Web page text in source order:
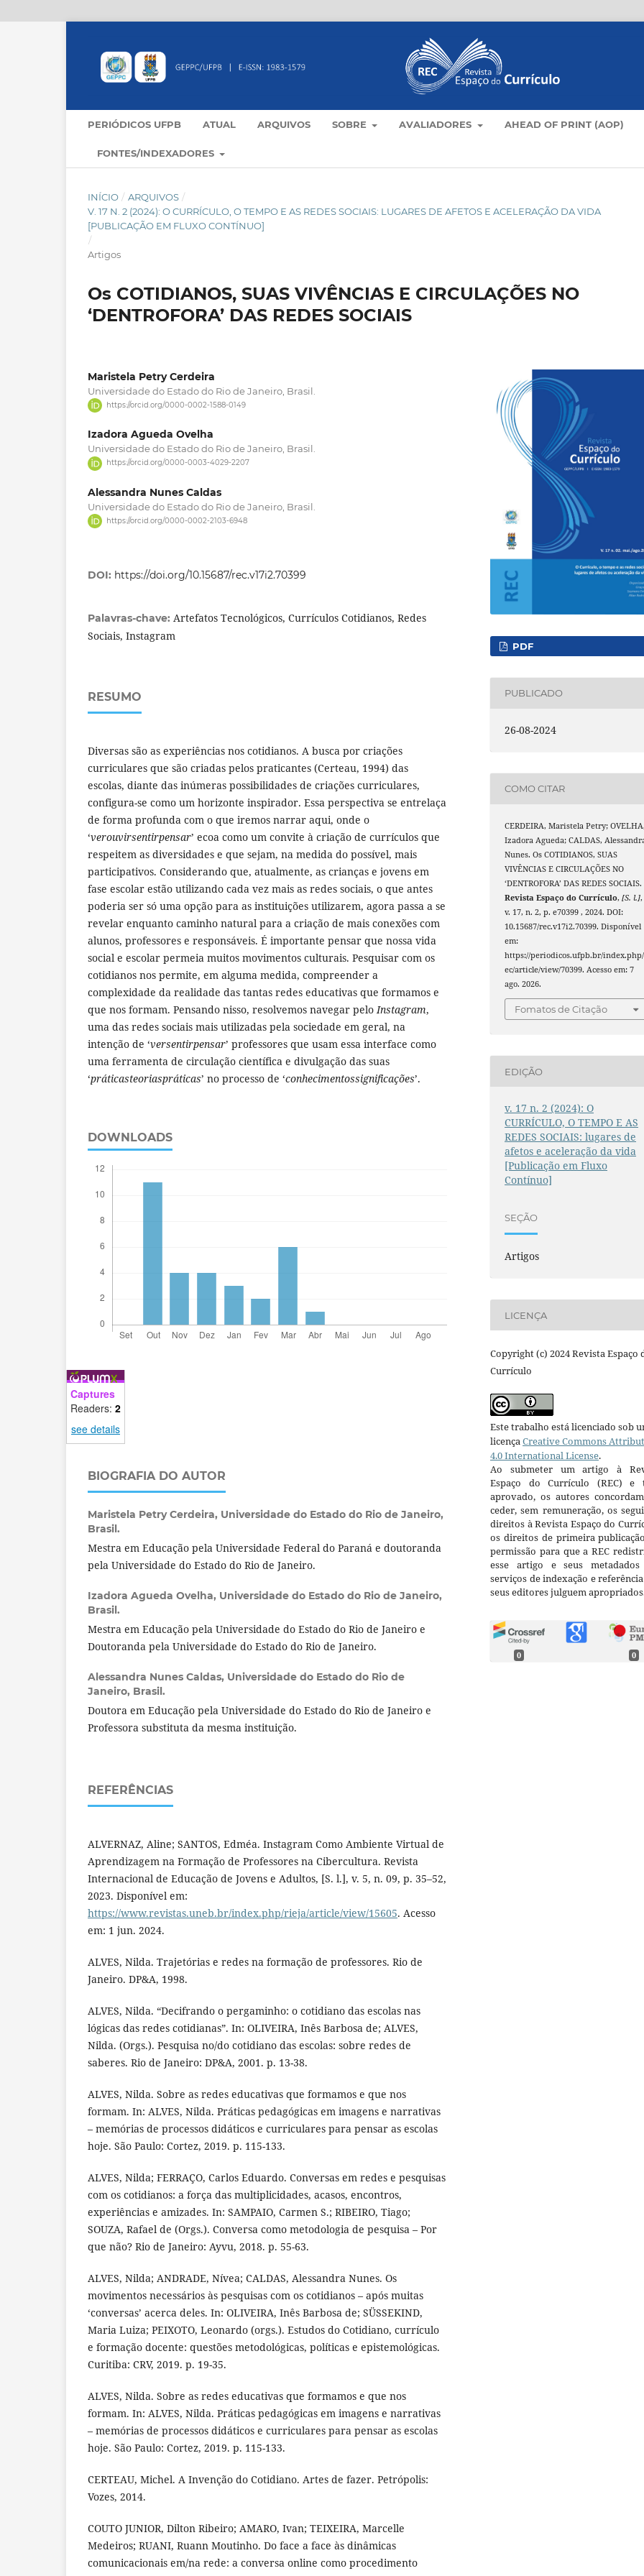
PERIÓDICOS UFPB ATUAL ARQUIVOS SOBRE AVALIADORES AHEAD OF PRINT (AOP)
FONTES/INDEXADORES
INÍCIO / ARQUIVOS /
V. 17 N. 2 (2024): O CURRÍCULO, O TEMPO E AS REDES SOCIAIS: LUGARES DE AFETOS E ACELERAÇÃO DA VIDA
[PUBLICAÇÃO EM FLUXO CONTÍNUO]
/
Artigos
Os COTIDIANOS, SUAS VIVÊNCIAS E CIRCULAÇÕES NO
‘DENTROFORA’ DAS REDES SOCIAIS
Maristela Petry Cerdeira
Universidade do Estado do Rio de Janeiro, Brasil.
https://orcid.org/0000-0002-1588-0149
Izadora Agueda Ovelha
Universidade do Estado do Rio de Janeiro, Brasil.
https://orcid.org/0000-0003-4029-2207
Alessandra Nunes Caldas
Universidade do Estado do Rio de Janeiro, Brasil.
https://orcid.org/0000-0002-2103-6948
DOI: https://doi.org/10.15687/rec.v17i2.70399
Palavras-chave: Artefatos Tecnológicos, Currículos Cotidianos, Redes
Sociais, Instagram
RESUMO
Diversas são as experiências nos cotidianos. A busca por criações
curriculares que são criadas pelos praticantes (Certeau, 1994) das
escolas, diante das inúmeras possibilidades de criações curriculares,
configura-se como um horizonte inspirador. Essa perspectiva se entrelaça
de forma profunda com o que iremos narrar aqui, onde o
‘verouvirsentirpensar’ ecoa como um convite à criação de currículos que
respeitem as diversidades e que sejam, na medida do possível, mais
participativos. Considerando que, atualmente, as crianças e jovens em
fase escolar estão utilizando cada vez mais as redes sociais, o que antes
poderia ser só uma opção para as instituições utilizarem, agora passa a se
revelar enquanto caminho natural para a criação de mais conexões com
alunos, professores e responsáveis. É importante pensar que nossa vida
social e escolar permeia muitos movimentos culturais. Pesquisar com os
cotidianos nos permite, em alguma medida, compreender a
complexidade da realidade das tantas redes educativas que formamos e
que nos formam. Pensando nisso, resolvemos navegar peloInstagram,
uma das redes sociais mais utilizadas pela sociedade em geral, na
intenção de ‘versentirpensar’ professores que usam essa interface como
uma ferramenta de circulação científica e divulgação das suas
‘práticasteoriaspráticas’ no processo de ‘conhecimentossignificações’.
DOWNLOADS
Captures
Readers: 2
see details
BIOGRAFIA DO AUTOR
Maristela Petry Cerdeira, Universidade do Estado do Rio de Janeiro,
Brasil.
Mestra em Educação pela Universidade Federal do Paraná e doutoranda
pela Universidade do Estado do Rio de Janeiro.
Izadora Agueda Ovelha, Universidade do Estado do Rio de Janeiro,
Brasil.
Mestra em Educação pela Universidade do Estado do Rio de Janeiro e
Doutoranda pela Universidade do Estado do Rio de Janeiro.
Alessandra Nunes Caldas, Universidade do Estado do Rio de
Janeiro, Brasil.
Doutora em Educação pela Universidade do Estado do Rio de Janeiro e
Professora substituta da mesma instituição.
REFERÊNCIAS
ALVERNAZ, Aline; SANTOS, Edméa. Instagram Como Ambiente Virtual de
Aprendizagem na Formação de Professores na Cibercultura. Revista
Internacional de Educação de Jovens e Adultos, [S. l.], v. 5, n. 09, p. 35–52,
2023. Disponível em:
https://www.revistas.uneb.br/index.php/rieja/article/view/15605. Acesso
em: 1 jun. 2024.
ALVES, Nilda. Trajetórias e redes na formação de professores. Rio de
Janeiro. DP&A, 1998.
ALVES, Nilda. “Decifrando o pergaminho: o cotidiano das escolas nas
lógicas das redes cotidianas”. In: OLIVEIRA, Inês Barbosa de; ALVES,
Nilda. (Orgs.). Pesquisa no/do cotidiano das escolas: sobre redes de
saberes. Rio de Janeiro: DP&A, 2001. p. 13-38.
ALVES, Nilda. Sobre as redes educativas que formamos e que nos
formam. In: ALVES, Nilda. Práticas pedagógicas em imagens e narrativas
– memórias de processos didáticos e curriculares para pensar as escolas
hoje. São Paulo: Cortez, 2019. p. 115-133.
ALVES, Nilda; FERRAÇO, Carlos Eduardo. Conversas em redes e pesquisas
com os cotidianos: a força das multiplicidades, acasos, encontros,
experiências e amizades. In: SAMPAIO, Carmen S.; RIBEIRO, Tiago;
SOUZA, Rafael de (Orgs.). Conversa como metodologia de pesquisa – Por
que não? Rio de Janeiro: Ayvu, 2018. p. 55-63.
ALVES, Nilda; ANDRADE, Nívea; CALDAS, Alessandra Nunes. Os
movimentos necessários às pesquisas com os cotidianos – após muitas
‘conversas’ acerca deles. In: OLIVEIRA, Inês Barbosa de; SÜSSEKIND,
Maria Luiza; PEIXOTO, Leonardo (orgs.). Estudos do Cotidiano, currículo
e formação docente: questões metodológicas, políticas e epistemológicas.
Curitiba: CRV, 2019. p. 19-35.
ALVES, Nilda. Sobre as redes educativas que formamos e que nos
formam. In: ALVES, Nilda. Práticas pedagógicas em imagens e narrativas
– memórias de processos didáticos e curriculares para pensar as escolas
hoje. São Paulo: Cortez, 2019. p. 115-133.
CERTEAU, Michel. A Invenção do Cotidiano. Artes de fazer. Petrópolis:
Vozes, 2014.
COUTO JUNIOR, Dilton Ribeiro; AMARO, Ivan; TEIXEIRA, Marcelle
Medeiros; RUANI, Ruann Moutinho. Do face a face às dinâmicas
comunicacionais em/na rede: a conversa online como procedimento
PDF
PUBLICADO
26-08-2024
COMO CITAR
CERDEIRA, Maristela Petry; OVELHA,
Izadora Agueda; CALDAS,
Nunes. Os COTIDIANOS, SUAS
VIVÊNCIAS E CIRCULAÇÕES NO
‘DENTROFORA’ DAS REDES SOCIAIS.
Revista Espaço do Currículo,[S. l.],
v. 17, n. 2, p. e70399 , 2024. DOI:
10.15687/rec.v17i2.70399. Disponível
em:
https://periodicos.ufpb.br/
ec/article/view/70399. Acesso em: 7
ago. 2026.
Fomatos de Citação
EDIÇÃO
v. 17 n. 2 (2024): O
CURRÍCULO, O TEMPO E AS
REDES SOCIAIS: lugares de
afetos e aceleração da vida
[Publicação em Fluxo
Contínuo]
SEÇÃO
Artigos
LICENÇA
Copyright (c) 2024 Revista Espaço
Currículo
Este trabalho está licenciado sob
licençaCreative Commons
4.0 International License.
Ao submeter um artigo à
Espaço do Currículo (REC) e
aprovado, os autores
ceder, sem remuneração, os
direitos à Revista Espaço do
os direitos de primeira
permissão para que a REC
esse artigo e seus metadados
serviços de indexação e
seus editores julguem
0 0